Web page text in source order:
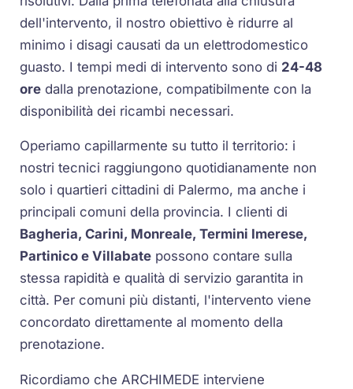
dell'intervento, il nostro obiettivo è ridurre al
minimo i disagi causati da un elettrodomestico
guasto. I tempi medi di intervento sono di 24-48
ore dalla prenotazione, compatibilmente con la
disponibilità dei ricambi necessari.
Operiamo capillarmente su tutto il territorio: i
nostri tecnici raggiungono quotidianamente non
solo i quartieri cittadini di Palermo, ma anche i
principali comuni della provincia. I clienti di
Bagheria, Carini, Monreale, Termini Imerese,
Partinico e Villabate possono contare sulla
stessa rapidità e qualità di servizio garantita in
città. Per comuni più distanti, l'intervento viene
concordato direttamente al momento della
prenotazione.
Ricordiamo che ARCHIMEDE interviene